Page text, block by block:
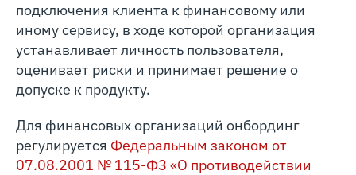
подключения клиента к финансовому или
иному сервису, в ходе которой организация
устанавливает личность пользователя,
оценивает риски и принимает решение о
допуске к продукту.
Для финансовых организаций онбординг
регулируется Федеральным законом от
07.08.2001 № 115-ФЗ «О противодействии